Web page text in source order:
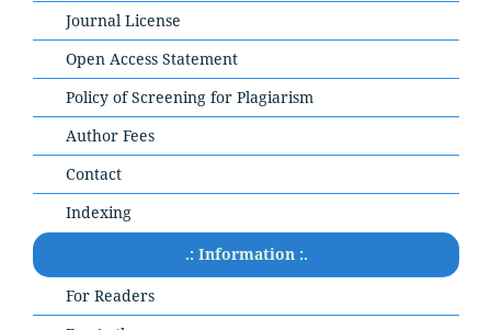
Journal License
Open Access Statement
Policy of Screening for Plagiarism
Author Fees
Contact
Indexing
.: Information :.
For Readers